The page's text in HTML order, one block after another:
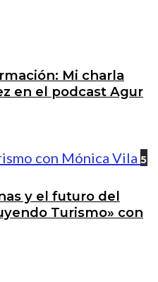
Mi charla
en el podcast Agur
5
y el futuro del
Turismo» con